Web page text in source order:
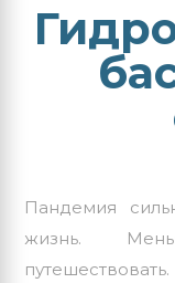
Пандемия
жизнь.